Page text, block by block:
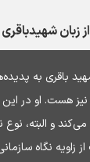
شهیدباقری
باقری به
هست. او در این
و البته، نوع
نگاه